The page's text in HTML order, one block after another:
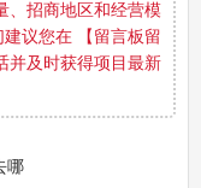
、招商地区和经营模
议您在 【留言板留
并及时获得项目最新
哪